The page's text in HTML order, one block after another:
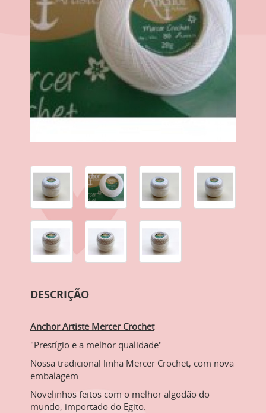
DESCRIÇÃO
Anchor Artiste Mercer Crochet
"Prestígio e a melhor qualidade"
Nossa tradicional linha Mercer Crochet, com nova
embalagem.
Novelinhos feitos com o melhor algodão do
mundo, importado do Egito.